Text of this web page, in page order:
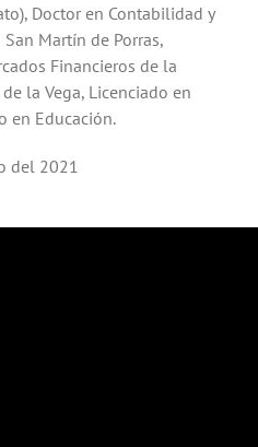
Doctor en Contabilidad y
Martín de Porras,
Financieros de la
la Vega, Licenciado en
en Educación.
del 2021